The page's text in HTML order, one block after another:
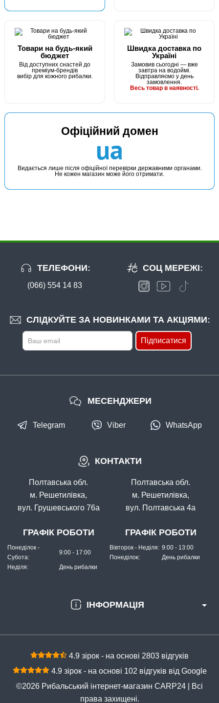
Товари на будь-який
бюджет
Від доступних снастей до
преміум-брендів
вибір для кожного рибалки.
Швидка доставка по
Україні
Замовив сьогодні — вже
завтра на водоймі.
Відправляємо у день
замовлення.
Весь товар в наявності.
Офіційний домен
ua
Видається лише після офіційної перевірки державними органами.
Не кожен магазин може його отримати.
ТЕЛЕФОНИ:
(066) 554 14 83
СЛІДКУЙТЕ ЗА НОВИНКАМИ ТА АКЦІЯМИ:
Підписатися
СОЦ МЕРЕЖІ:
ІНФОРМАЦІЯ
КОНТАКТИ
Полтавська обл.
м. Решетилівка,
вул. Грушевського 76а
ГРАФІК РОБОТИ
Понеділок -
Субота:
9:00 - 17:00
Неділя: День рибалки
Полтавська обл.
м. Решетилівка,
вул. Полтавська 4а
ГРАФІК РОБОТИ
Вівторок - Неділя: 9:00 - 13:00
Понеділок:
День рибалки
МЕСЕНДЖЕРИ
Telegram Viber WhatsApp
4.9 зірок - на основі 2803 відгуків
4.9 зірок - на основі 102 відгуків від Google
©2026 Рибальський інтернет-магазин CARP24 | Всі
права захищені.